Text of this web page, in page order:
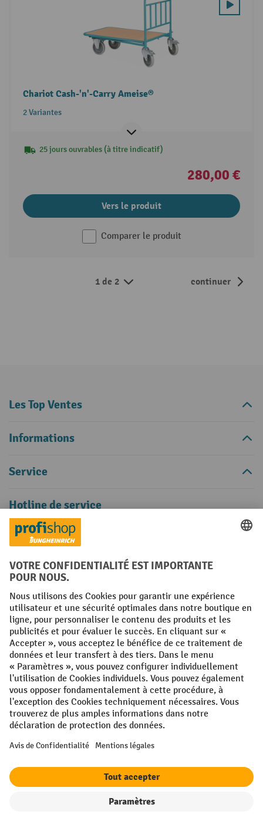
Chariot Cash-'n'-Carry Ameise®
2 Variantes
25 jours ouvrables (à titre indicatif)
280,00 €
Vers le produit
Comparer le produit
1 de 2 continuer
Les Top Ventes
Informations
Service
Hotline de service
Soutien et conseils sous:
Gratuitement depuis toute Belgique
Ou via notreFormulaire de contact.
Droit de retractation
Vos avantages professionnels
Livraison gratuite à partir de 50 €
Conseils d'achat personnalisés